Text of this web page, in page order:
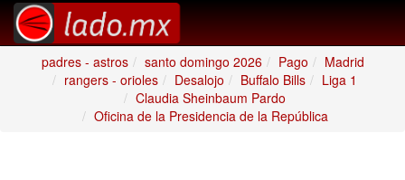
padres - astros santo domingo 2026 Pago
Madrid
rangers - orioles
Desalojo Buffalo Bills
Liga 1
Claudia Sheinbaum Pardo
Oficina de la Presidencia de la República